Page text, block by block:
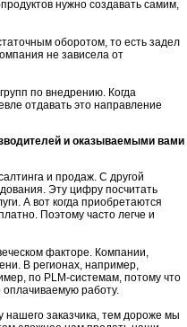
нужно создавать самим,
оборотом, то есть задел
не зависела от
по внедрению. Когда
отдавать это направление
и оказываемыми вами
и продаж. С другой
Эту цифру посчитать
А вот когда приобретаются
Поэтому часто легче и
факторе. Компании,
В регионах, например,
по PLM-системам, потому что
оплачиваемую работу.
заказчика, тем дороже мы